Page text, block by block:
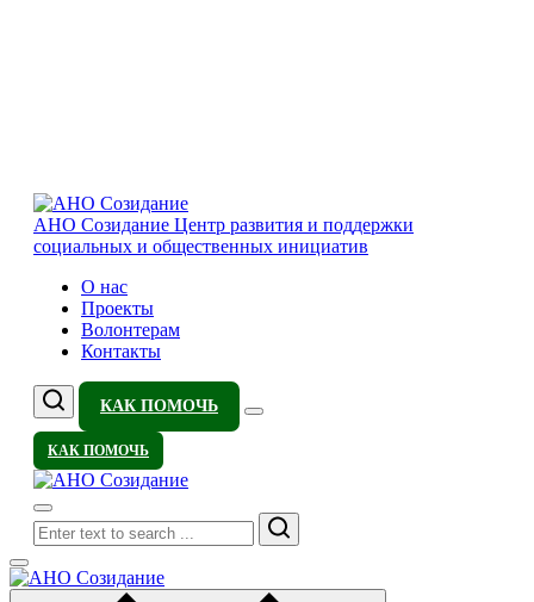
АНО Созидание Центр развития и поддержки
социальных и общественных инициатив
О нас
Проекты
Волонтерам
Контакты
КАК ПОМОЧЬ
КАК ПОМОЧЬ
Search